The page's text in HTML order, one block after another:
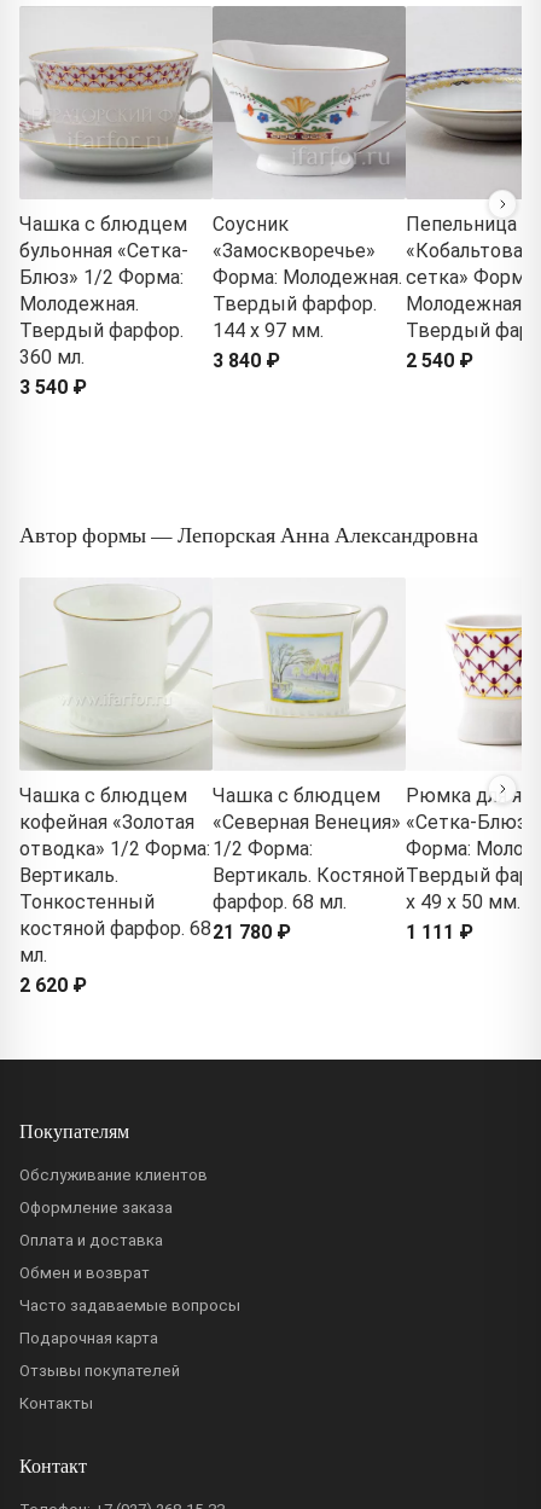
Чашка с блюдцем
бульонная «Сетка-
Блюз» 1/2 Форма:
Молодежная.
Твердый фарфор.
360 мл.
3 540 ₽
Соусник
«Замоскворечье»
Форма: Молодежная.
Твердый фарфор.
144 x 97 мм.
3 840 ₽
Пепельница
«Кобальтовая
сетка» Форма:
Молодежная.
Твердый
2 540 ₽
Автор формы — Лепорская Анна Александровна
Чашка с блюдцем
кофейная «Золотая
отводка» 1/2 Форма:
Вертикаль.
Тонкостенный
костяной фарфор. 68
мл.
2 620 ₽
Чашка с блюдцем
«Северная Венеция»
1/2 Форма:
Вертикаль. Костяной
фарфор. 68 мл.
21 780 ₽
Рюмка для
«Сетка-Блюз»
Форма:
Твердый
x 49 x 50 мм.
1 111 ₽
Покупателям
Обслуживание клиентов
Оформление заказа
Оплата и доставка
Обмен и возврат
Часто задаваемые вопросы
Подарочная карта
Отзывы покупателей
Контакты
Контакт